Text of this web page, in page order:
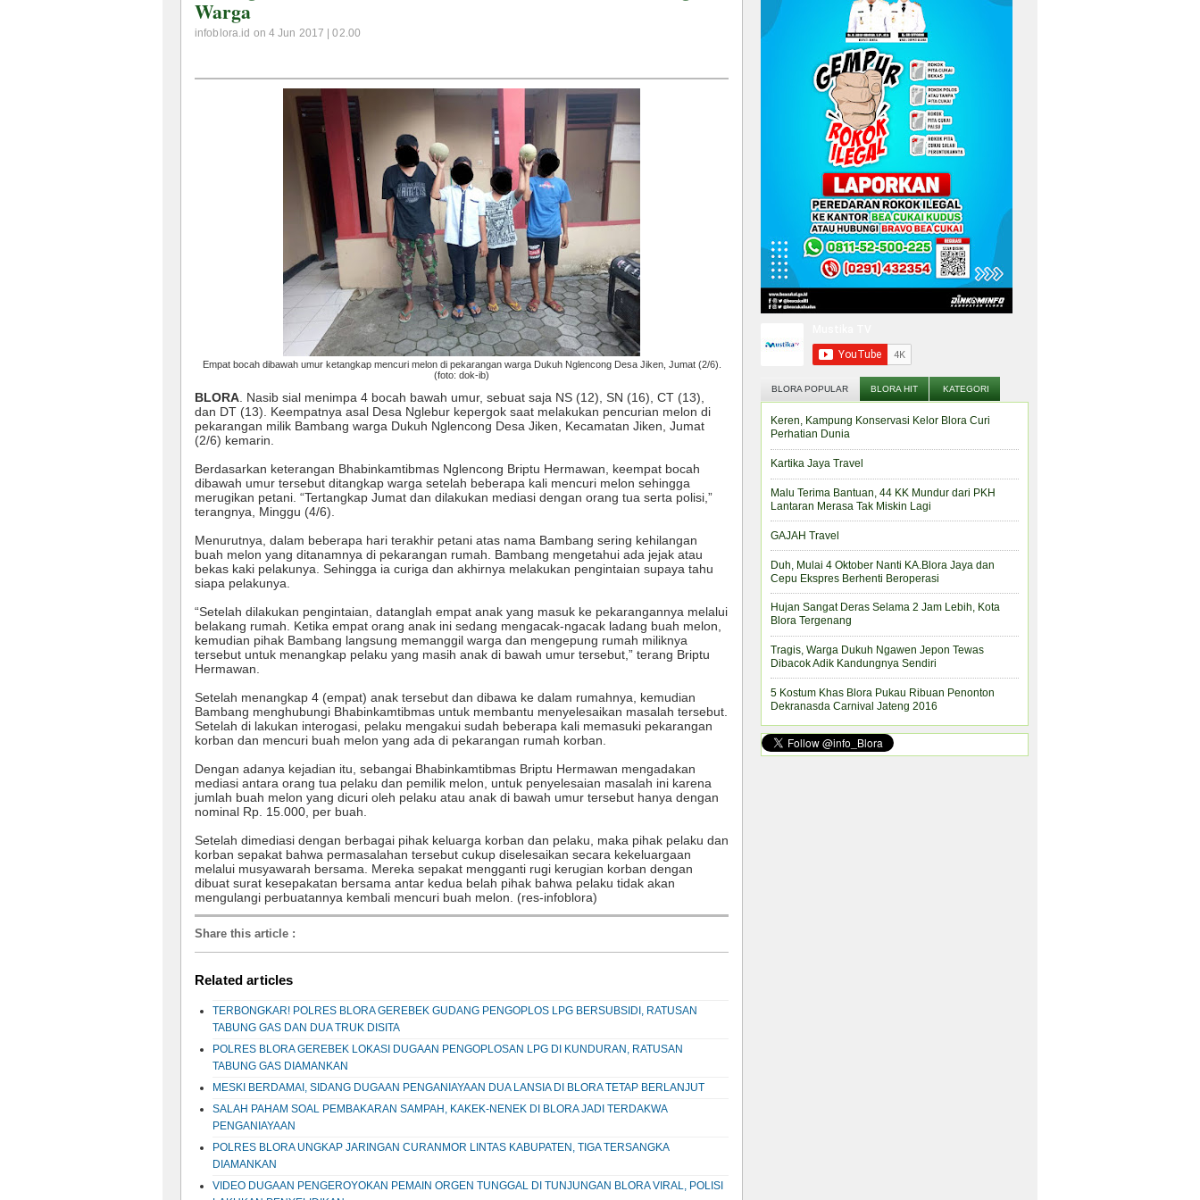
Warga
infoblora.id on 4 Jun 2017 | 02.00
Empat bocah dibawah umur ketangkap mencuri melon di pekarangan warga Dukuh Nglencong Desa Jiken, Jumat (2/6).
(foto: dok-ib)
BLORA . Nasib sial menimpa 4 bocah bawah umur, sebuat saja NS (12), SN (16), CT (13),
dan DT (13). Keempatnya asal Desa Nglebur kepergok saat melakukan pencurian melon di
pekarangan milik Bambang warga Dukuh Nglencong Desa Jiken, Kecamatan Jiken, Jumat
(2/6) kemarin.
Berdasarkan keterangan Bhabinkamtibmas Nglencong Briptu Hermawan, keempat bocah
dibawah umur tersebut ditangkap warga setelah beberapa kali mencuri melon sehingga
merugikan petani. “Tertangkap Jumat dan dilakukan mediasi dengan orang tua serta polisi,”
terangnya, Minggu (4/6).
Menurutnya, dalam beberapa hari terakhir petani atas nama Bambang sering kehilangan
buah melon yang ditanamnya di pekarangan rumah. Bambang mengetahui ada jejak atau
bekas kaki pelakunya. Sehingga ia curiga dan akhirnya melakukan pengintaian supaya tahu
siapa pelakunya.
“Setelah dilakukan pengintaian, datanglah empat anak yang masuk ke pekarangannya melalui
belakang rumah. Ketika empat orang anak ini sedang mengacak-ngacak ladang buah melon,
kemudian pihak Bambang langsung memanggil warga dan mengepung rumah miliknya
tersebut untuk menangkap pelaku yang masih anak di bawah umur tersebut,” terang Briptu
Hermawan.
Setelah menangkap 4 (empat) anak tersebut dan dibawa ke dalam rumahnya, kemudian
Bambang menghubungi Bhabinkamtibmas untuk membantu menyelesaikan masalah tersebut.
Setelah di lakukan interogasi, pelaku mengakui sudah beberapa kali memasuki pekarangan
korban dan mencuri buah melon yang ada di pekarangan rumah korban.
Dengan adanya kejadian itu, sebangai Bhabinkamtibmas Briptu Hermawan mengadakan
mediasi antara orang tua pelaku dan pemilik melon, untuk penyelesaian masalah ini karena
jumlah buah melon yang dicuri oleh pelaku atau anak di bawah umur tersebut hanya dengan
nominal Rp. 15.000, per buah.
Setelah dimediasi dengan berbagai pihak keluarga korban dan pelaku, maka pihak pelaku dan
korban sepakat bahwa permasalahan tersebut cukup diselesaikan secara kekeluargaan
melalui musyawarah bersama. Mereka sepakat mengganti rugi kerugian korban dengan
dibuat surat kesepakatan bersama antar kedua belah pihak bahwa pelaku tidak akan
mengulangi perbuatannya kembali mencuri buah melon. (res-infoblora)
Share this article :
Related articles
TERBONGKAR! POLRES BLORA GEREBEK GUDANG PENGOPLOS LPG BERSUBSIDI, RATUSAN
TABUNG GAS DAN DUA TRUK DISITA
POLRES BLORA GEREBEK LOKASI DUGAAN PENGOPLOSAN LPG DI KUNDURAN, RATUSAN
TABUNG GAS DIAMANKAN
MESKI BERDAMAI, SIDANG DUGAAN PENGANIAYAAN DUA LANSIA DI BLORA TETAP BERLANJUT
SALAH PAHAM SOAL PEMBAKARAN SAMPAH, KAKEK-NENEK DI BLORA JADI TERDAKWA
PENGANIAYAAN
POLRES BLORA UNGKAP JARINGAN CURANMOR LINTAS KABUPATEN, TIGA TERSANGKA
DIAMANKAN
VIDEO DUGAAN PENGEROYOKAN PEMAIN ORGEN TUNGGAL DI TUNJUNGAN BLORA VIRAL, POLISI
BLORA POPULAR BLORA HIT KATEGORI
Keren, Kampung Konservasi Kelor Blora Curi
Perhatian Dunia
Kartika Jaya Travel
Malu Terima Bantuan, 44 KK Mundur dari PKH
Lantaran Merasa Tak Miskin Lagi
GAJAH Travel
Duh, Mulai 4 Oktober Nanti KA.Blora Jaya dan
Cepu Ekspres Berhenti Beroperasi
Hujan Sangat Deras Selama 2 Jam Lebih, Kota
Blora Tergenang
Tragis, Warga Dukuh Ngawen Jepon Tewas
Dibacok Adik Kandungnya Sendiri
5 Kostum Khas Blora Pukau Ribuan Penonton
Dekranasda Carnival Jateng 2016